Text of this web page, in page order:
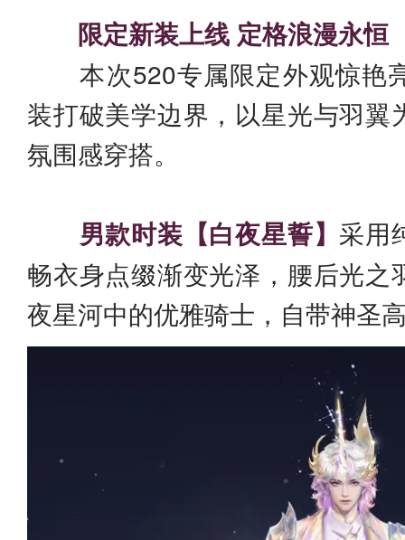
限定新装上线 定格浪漫永恒
本次520专属限定外观惊艳
装打破美学边界，以星光与羽翼
氛围感穿搭。
男款时装【白夜星誓】 采用
畅衣身点缀渐变光泽，腰后光之
夜星河中的优雅骑士，自带神圣